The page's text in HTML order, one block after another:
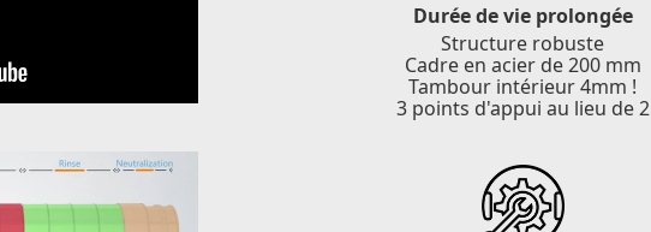
Durée de vie prolongée
Structure robuste
Cadre en acier de 200 mm
Tambour intérieur 4mm !
3 points d'appui au lieu de 2